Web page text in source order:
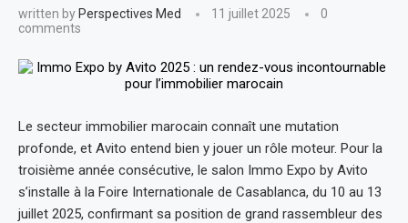
written by Perspectives Med 11 juillet 2025
0
comments
Le secteur immobilier marocain connaît une mutation
profonde, et Avito entend bien y jouer un rôle moteur. Pour la
troisième année consécutive, le salon Immo Expo by Avito
s’installe à la Foire Internationale de Casablanca, du 10 au 13
juillet 2025, confirmant sa position de grand rassembleur des